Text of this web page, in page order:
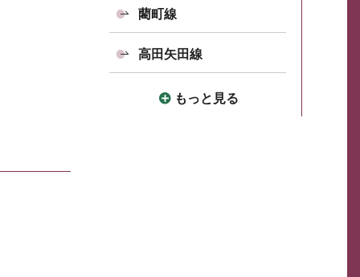
藺町線
高田矢田線
もっと見る